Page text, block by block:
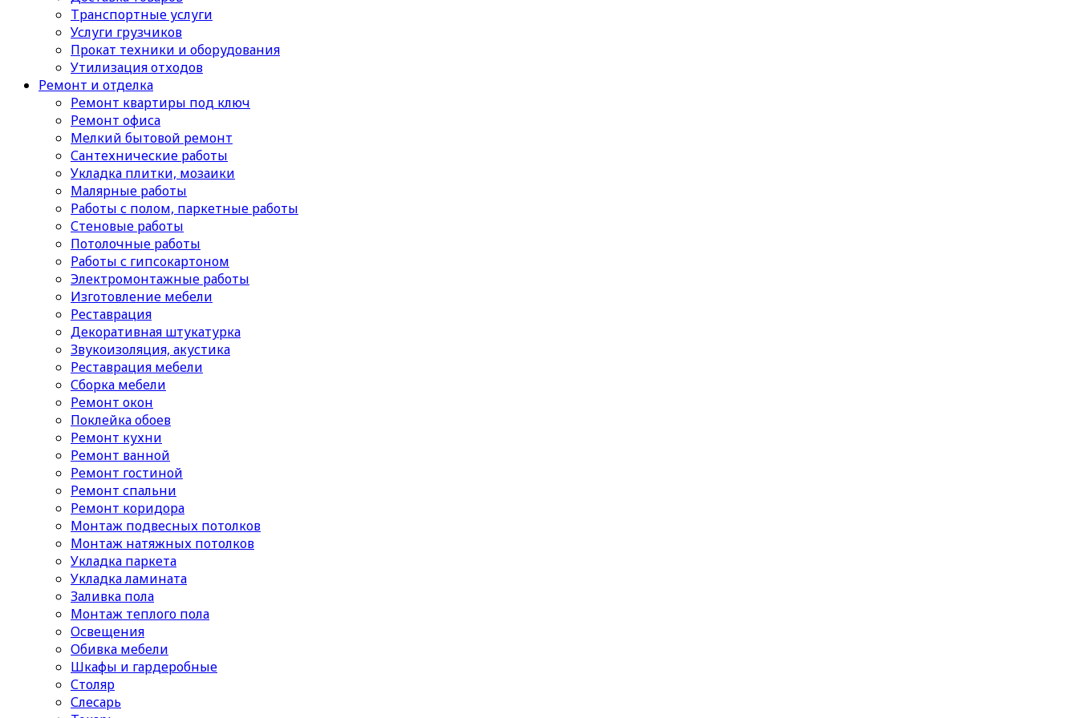
Транспортные услуги
Услуги грузчиков
Прокат техники и оборудования
Утилизация отходов
Ремонт и отделка
Ремонт квартиры под ключ
Ремонт офиса
Мелкий бытовой ремонт
Сантехнические работы
Укладка плитки, мозаики
Малярные работы
Работы с полом, паркетные работы
Стеновые работы
Потолочные работы
Работы с гипсокартоном
Электромонтажные работы
Изготовление мебели
Реставрация
Декоративная штукатурка
Звукоизоляция, акустика
Реставрация мебели
Сборка мебели
Ремонт окон
Поклейка обоев
Ремонт кухни
Ремонт ванной
Ремонт гостиной
Ремонт спальни
Ремонт коридора
Монтаж подвесных потолков
Монтаж натяжных потолков
Укладка паркета
Укладка ламината
Заливка пола
Монтаж теплого пола
Освещения
Обивка мебели
Шкафы и гардеробные
Столяр
Слесарь